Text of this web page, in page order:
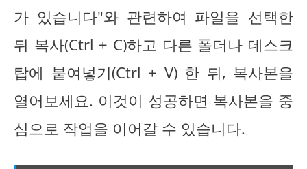
가 있습니다"와 관련하여 파일을 선택한
뒤 복사(Ctrl + C)하고 다른 폴더나 데스크
탑에 붙여넣기(Ctrl + V) 한 뒤, 복사본을
열어보세요. 이것이 성공하면 복사본을 중
심으로 작업을 이어갈 수 있습니다.